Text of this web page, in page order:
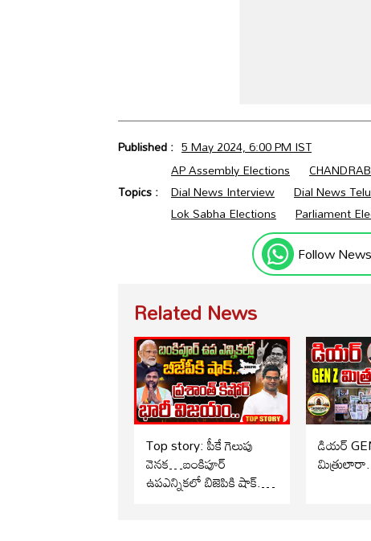
Published : 5 May 2024, 6:00 PM IST
Topics :
AP Assembly Elections
Dial News Interview
Dial News
Lok Sabha Elections
Parliament
Follow
Related News
Top story: పీకే గెలుపు
వెనక…బంకిపూర్
ఉపఎన్నికలో బిజెపికి షాక్..
డియర్